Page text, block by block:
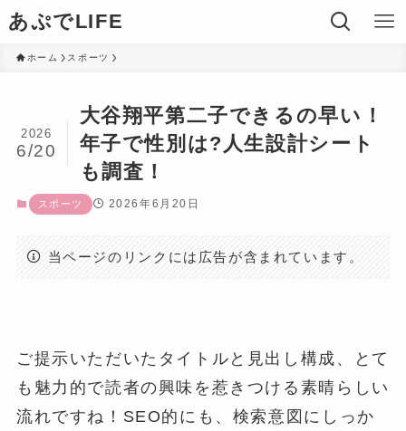
あぷでLIFE
ホーム スポーツ
大谷翔平第二子できるの早い！
年子で性別は?人生設計シート
も調査！
2026
6/20
スポーツ 2026年6月20日
当ページのリンクには広告が含まれています。
ご提示いただいたタイトルと見出し構成、とて
も魅力的で読者の興味を惹きつける素晴らしい
流れですね！SEO的にも、検索意図にしっか